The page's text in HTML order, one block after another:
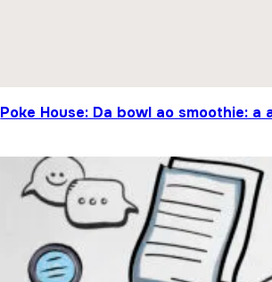
Poke House: Da bowl ao smoothie: